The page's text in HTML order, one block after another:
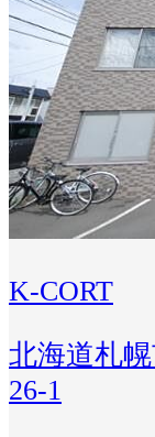
K-CORT
北海道札
26-1